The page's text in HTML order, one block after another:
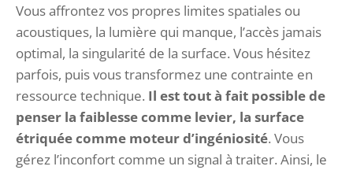
Vous affrontez vos propres limites spatiales ou
acoustiques, la lumière qui manque, l’accès jamais
optimal, la singularité de la surface. Vous hésitez
parfois, puis vous transformez une contrainte en
ressource technique. Il est tout à fait possible de
penser la faiblesse comme levier, la surface
étriquée comme moteur d’ingéniosité. Vous
gérez l’inconfort comme un signal à traiter. Ainsi, le